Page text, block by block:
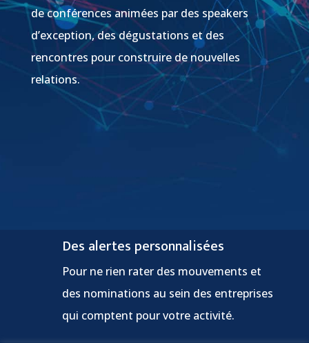
de conférences animées par des speakers
d’exception, des dégustations et des
rencontres pour construire de nouvelles
relations.
Des alertes personnalisées
Pour ne rien rater des mouvements et
des nominations au sein des entreprises
qui comptent pour votre activité.